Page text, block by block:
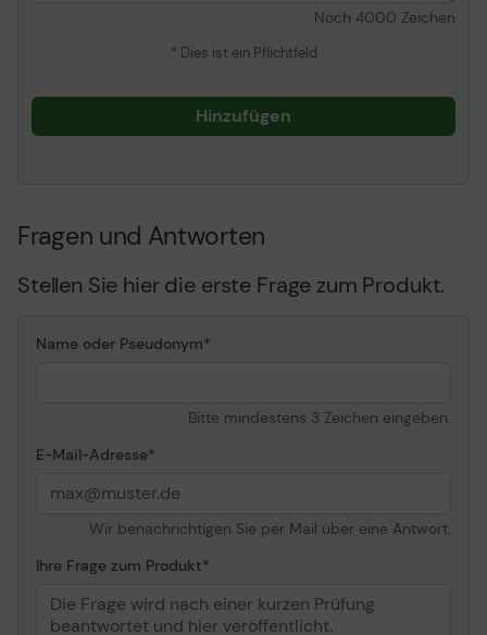
Noch 4000 Zeichen
* Dies ist ein Pflichtfeld
Hinzufügen
Fragen und Antworten
Stellen Sie hier die erste Frage zum Produkt.
Name oder Pseudonym
Bitte mindestens 3 Zeichen eingeben.
E-Mail-Adresse
Wir benachrichtigen Sie per Mail über eine Antwort.
Ihre Frage zum Produkt